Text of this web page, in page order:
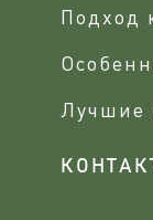
Подход
Лучшие